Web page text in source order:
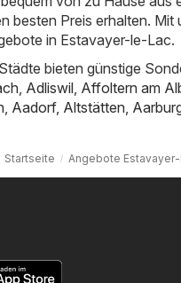
besten Preis erhalten.
in Estavayer-le-Lac.
bieten günstige
Adliswil Affoltern am
Aadorf, Altstätten
Startseite Angebote